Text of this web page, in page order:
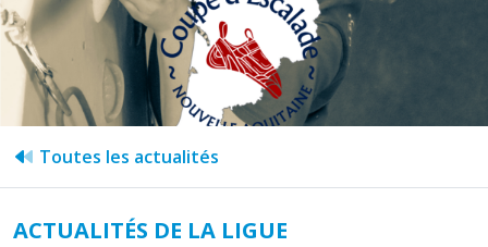
Toutes les actualités
ACTUALITÉS DE LA LIGUE